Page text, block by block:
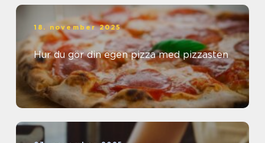
18. november 2025
Hur du gör din egen pizza med pizzasten